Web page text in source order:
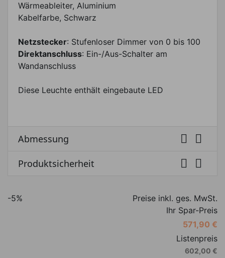
Wärmeableiter, Aluminium
Kabelfarbe, Schwarz
Netzstecker: Stufenloser Dimmer von 0 bis 100
Direktanschluss: Ein-/Aus-Schalter am
Wandanschluss
Diese Leuchte enthält eingebaute LED
Abmessung  
Produktsicherheit  
-5%
Preise inkl. ges. MwSt.
Ihr Spar-Preis
571,90 €
Listenpreis
602,00 €